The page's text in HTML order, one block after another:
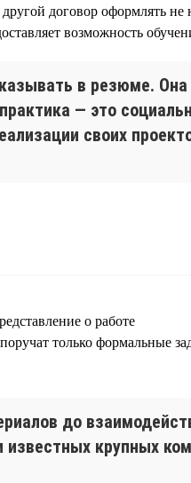
договор оформлять
возможность
в резюме.
— это
своих
о работе
только формальные
до
крупных